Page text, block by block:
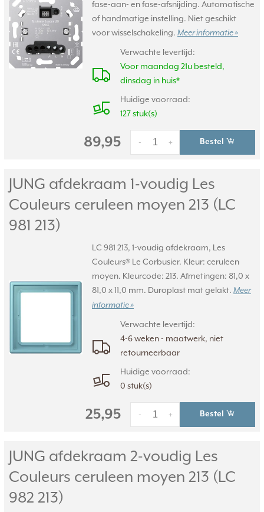
fase-aan- en fase-afsnijding. Automatische
of handmatige instelling. Niet geschikt
voor wisselschakeling. Meer informatie »
Verwachte levertijd:
Voor maandag 21u besteld,
dinsdag in huis*
Huidige voorraad:
127 stuk(s)
89,95 +
- Bestel
JUNG afdekraam 1-voudig Les
Couleurs ceruleen moyen 213 (LC
981 213)
LC 981 213, 1-voudig afdekraam, Les
Couleurs® Le Corbusier. Kleur: ceruleen
moyen. Kleurcode: 213. Afmetingen: 81,0 x
81,0 x 11,0 mm. Duroplast mat gelakt. Meer
informatie »
Verwachte levertijd:
4-6 weken - maatwerk, niet
retourneerbaar
Huidige voorraad:
0 stuk(s)
25,95 +
- Bestel
JUNG afdekraam 2-voudig Les
Couleurs ceruleen moyen 213 (LC
982 213)